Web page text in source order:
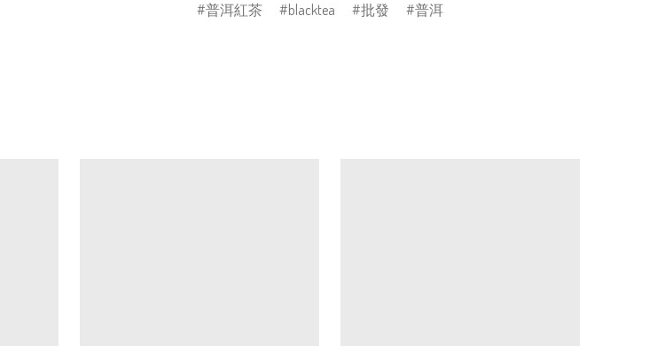
普洱紅茶 blacktea 批發 普洱